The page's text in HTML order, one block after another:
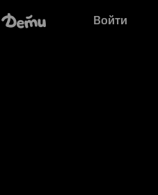
Войти